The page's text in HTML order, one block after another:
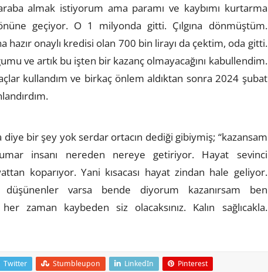
almak istiyorum ama paramı ve kaybımı kurtarma
geçiyor. O 1 milyonda gitti. Çılgına dönmüştüm.
hazır onaylı kredisi olan 700 bin lirayı da çektim, oda gitti.
ve artık bu işten bir kazanç olmayacağını kabullendim.
kullandım ve birkaç önlem aldıktan sonra 2024 şubat
bir şey yok serdar ortacın dediği gibiymiş; “kazansam
insanı nereden nereye getiriyor. Hayat sevinci
koparıyor. Yani kısacası hayat zindan hale geliyor.
düşünenler varsa bende diyorum kazanırsam ben
her zaman kaybeden siz olacaksınız. Kalın sağlıcakla.
Twitter Stumbleupon LinkedIn Pinterest